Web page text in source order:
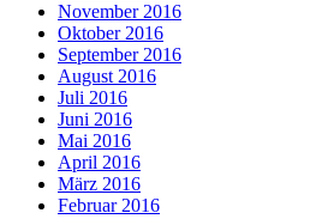
November 2016
Oktober 2016
September 2016
August 2016
Juli 2016
Juni 2016
Mai 2016
April 2016
März 2016
Februar 2016